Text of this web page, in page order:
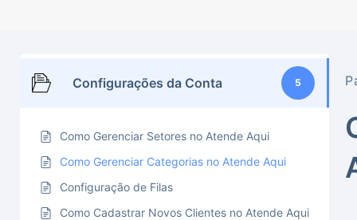
Configurações da Conta 5
Como Gerenciar Setores no Atende Aqui
Como Gerenciar Categorias no Atende Aqui
Configuração de Filas
Como Cadastrar Novos Clientes no Atende Aqui